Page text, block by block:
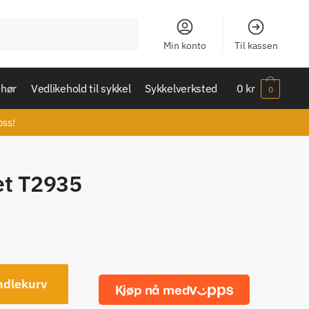
Min konto Til kassen
Vedlikehold til sykkel Sykkelverksted 0 kr 0
T2935